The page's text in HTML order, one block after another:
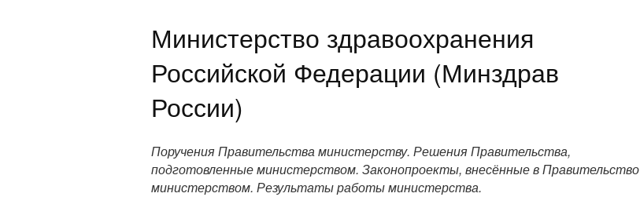
Министерство здравоохранения
Российской Федерации (Минздрав
России)
Поручения Правительства министерству. Решения Правительства,
подготовленные министерством. Законопроекты, внесённые в Правительство
министерством. Результаты работы министерства.